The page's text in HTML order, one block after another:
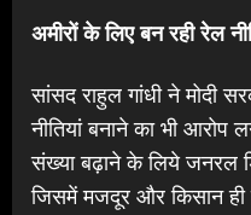
अमीरों के लिए बन रही रेल
सांसद राहुल गांधी ने मोदी
नीतियां बनाने का भी आरोप
संख्या बढ़ाने के लिये जनरल
जिसमें मजदूर और किसान ही